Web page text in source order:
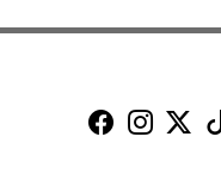
Minuto30